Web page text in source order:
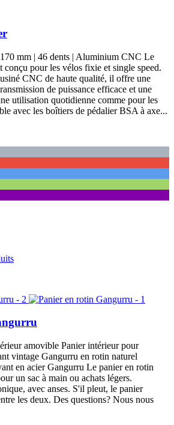
mm | 46 dents | Aluminium CNC Le
conçu pour les vélos fixie et single speed.
CNC de haute qualité, il offre une
de puissance efficace et une
utilisation quotidienne comme pour les
avec les boîtiers de pédalier BSA à axe...
amovible Panier intérieur pour
vintage Gangurru en rotin naturel
en acier Gangurru Le panier en rotin
un sac à main ou achats légers.
avec anses. S'il pleut, le panier
les deux. Des questions? Nous nous